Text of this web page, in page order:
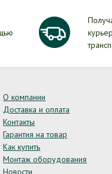
О компании
Доставка и оплата
Контакты
Гарантия на товар
Как купить
Монтаж оборудования
Новости